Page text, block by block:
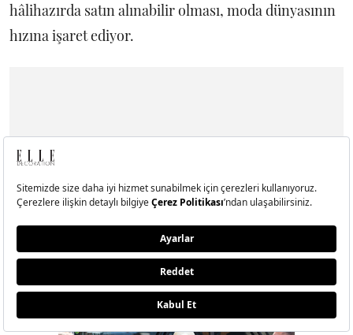
hâlihazırda satın alınabilir olması, moda dünyasının
hızına işaret ediyor.